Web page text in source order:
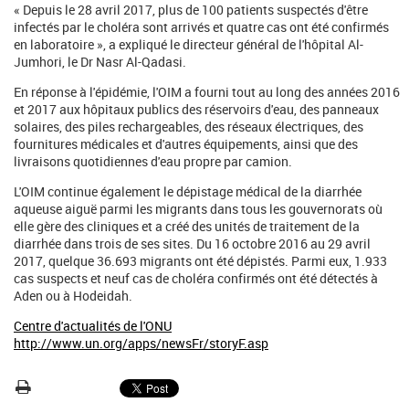
« Depuis le 28 avril 2017, plus de 100 patients suspectés d'être
infectés par le choléra sont arrivés et quatre cas ont été confirmés
en laboratoire », a expliqué le directeur général de l'hôpital Al-
Jumhori, le Dr Nasr Al-Qadasi.
En réponse à l'épidémie, l'OIM a fourni tout au long des années 2016
et 2017 aux hôpitaux publics des réservoirs d'eau, des panneaux
solaires, des piles rechargeables, des réseaux électriques, des
fournitures médicales et d'autres équipements, ainsi que des
livraisons quotidiennes d'eau propre par camion.
L'OIM continue également le dépistage médical de la diarrhée
aqueuse aiguë parmi les migrants dans tous les gouvernorats où
elle gère des cliniques et a créé des unités de traitement de la
diarrhée dans trois de ses sites. Du 16 octobre 2016 au 29 avril
2017, quelque 36.693 migrants ont été dépistés. Parmi eux, 1.933
cas suspects et neuf cas de choléra confirmés ont été détectés à
Aden ou à Hodeidah.
Centre d'actualités de l'ONU
http://www.un.org/apps/newsFr/storyF.asp